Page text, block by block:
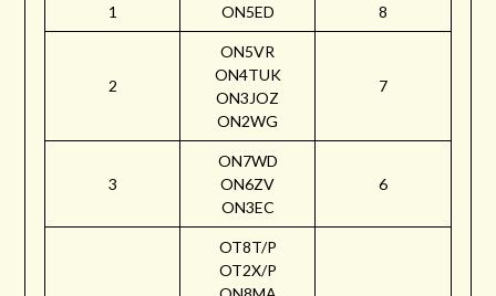
1 ON5ED 8
2
ON5VR
ON4TUK
ON3JOZ
ON2WG
7
3
ON7WD
ON6ZV
ON3EC
6
OT8T/P
OT2X/P